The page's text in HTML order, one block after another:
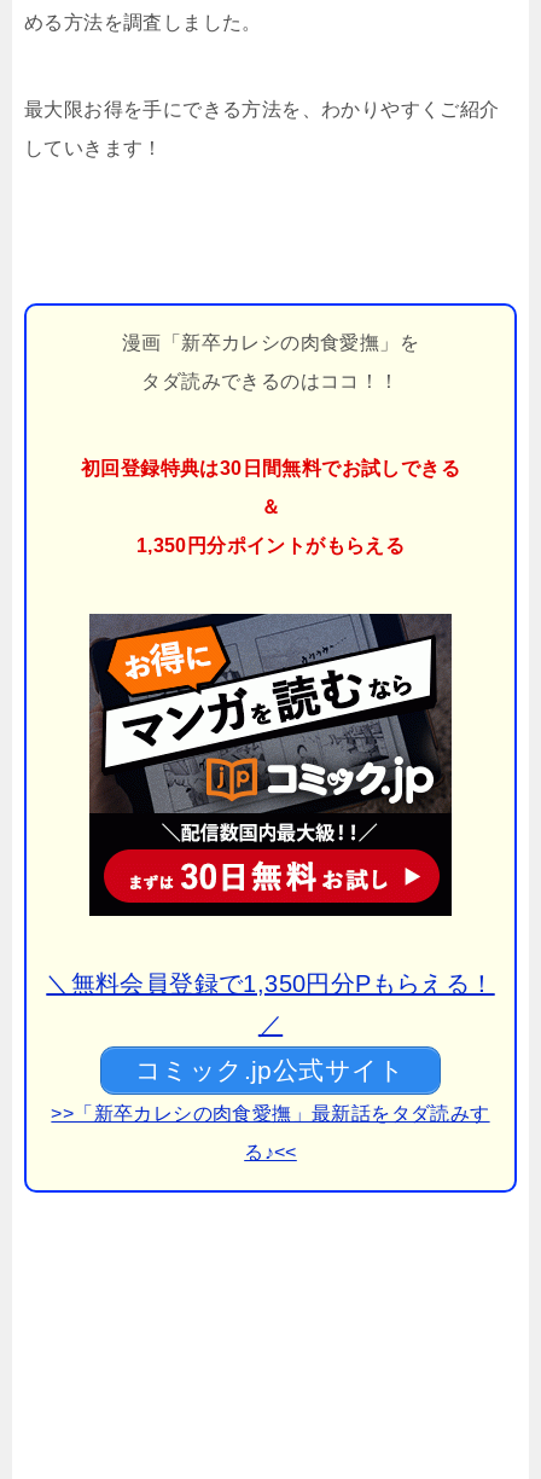
める方法を調査しました。
最大限お得を手にできる方法を、わかりやすくご紹介
していきます！
漫画「新卒カレシの肉食愛撫」を
タダ読みできるのはココ！！
初回登録特典は30日間無料でお試しできる
＆
1,350円分ポイントがもらえる
＼無料会員登録で1,350円分Pもらえる！
／
コミック.jp公式サイト
>>「新卒カレシの肉食愛撫」最新話をタダ読みす
る♪<<